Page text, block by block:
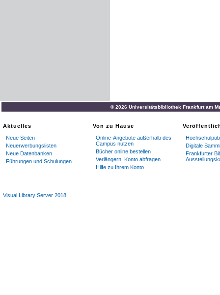
© 2026 Universitätsbibliothek Frankfurt am
Aktuelles
Neue Seiten
Neuerwerbungslisten
Neue Datenbanken
Führungen und Schulungen
Von zu Hause
Online-Angebote außerhalb des
Campus nutzen
Bücher online bestellen
Verlängern, Konto abfragen
Hilfe zu Ihrem Konto
Digitale
Frankfurter
Visual Library Server 2018